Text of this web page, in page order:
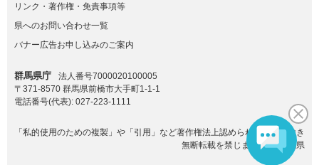
リンク・著作権・免責事項等
県へのお問い合わせ一覧
バナー広告お申し込みのご案内
群馬県庁
法人番号7000020100005
〒371-8570 群馬県前橋市大手町1-1-1
電話番号(代表): 027-223-1111
「私的使用のための複製」や「引用」など著作権法上認められた場合を除き
無断転載を禁じます。(C)群馬県